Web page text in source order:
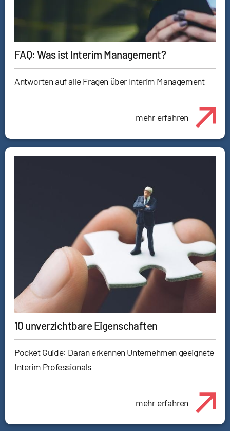
FAQ: Was ist Interim Management?
Antworten auf alle Fragen über Interim Management
mehr erfahren
10 unverzichtbare Eigenschaften
Pocket Guide: Daran erkennen Unternehmen geeignete
Interim Professionals
mehr erfahren